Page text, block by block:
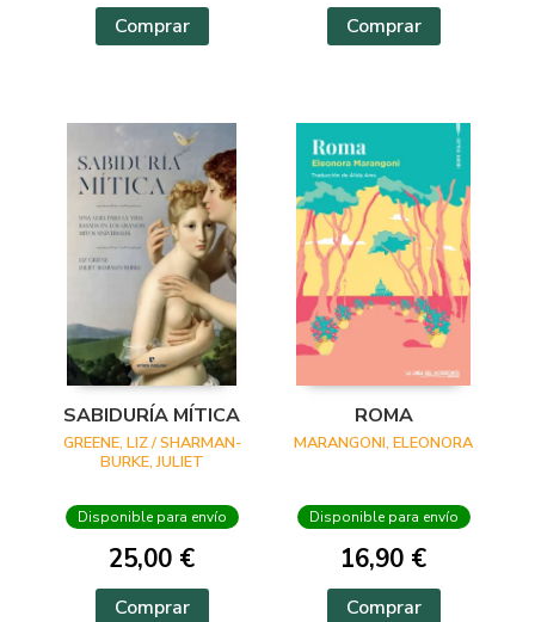
Comprar Comprar
SABIDURÍA MÍTICA
GREENE, LIZ / SHARMAN-
BURKE, JULIET
Disponible para envío
25,00 €
Comprar
ROMA
MARANGONI, ELEONORA
Disponible para envío
16,90 €
Comprar